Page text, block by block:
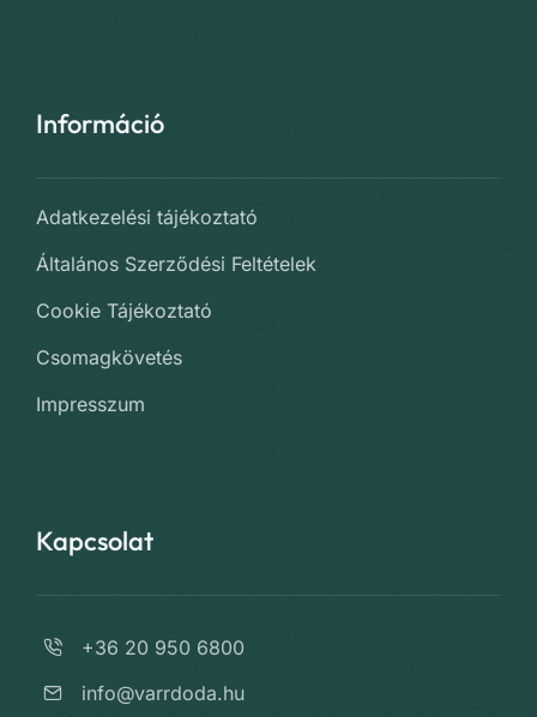
Információ
Adatkezelési tájékoztató
Általános Szerződési Feltételek
Cookie Tájékoztató
Csomagkövetés
Impresszum
Kapcsolat
+36 20 950 6800
info@varrdoda.hu